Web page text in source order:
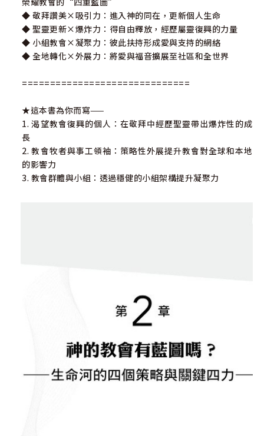
◆ 敬拜讚美×吸引力：進入神的同在，更新個人生命
◆ 聖靈更新×爆炸力：得自由釋放，經歷屬靈復興的力量
◆ 小組教會×凝聚力：彼此扶持形成愛與支持的網絡
◆ 全地轉化×外展力：將愛與福音擴展至社區和全世界
==============================
★這本書為你而寫——
1. 渴望教會復興的個人：在敬拜中經歷聖靈帶出爆炸性的成
長
2. 教會牧者與事工領袖：策略性外展提升教會對全球和本地
的影響力
3. 教會群體與小組：透過穩健的小組架構提升凝聚力